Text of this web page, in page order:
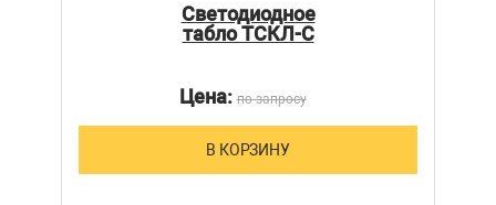
Светодиодное
табло ТСКЛ-С
Цена:по запросу
В КОРЗИНУ